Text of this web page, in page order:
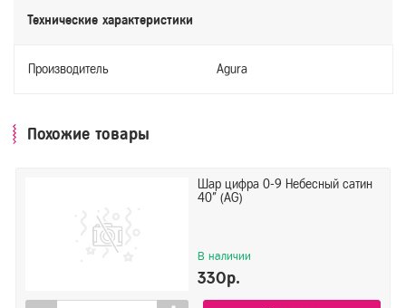
Технические характеристики
Производитель Agura
Похожие товары
Шар цифра 0-9 Небесный сатин
40" (AG)
В наличии
330р.